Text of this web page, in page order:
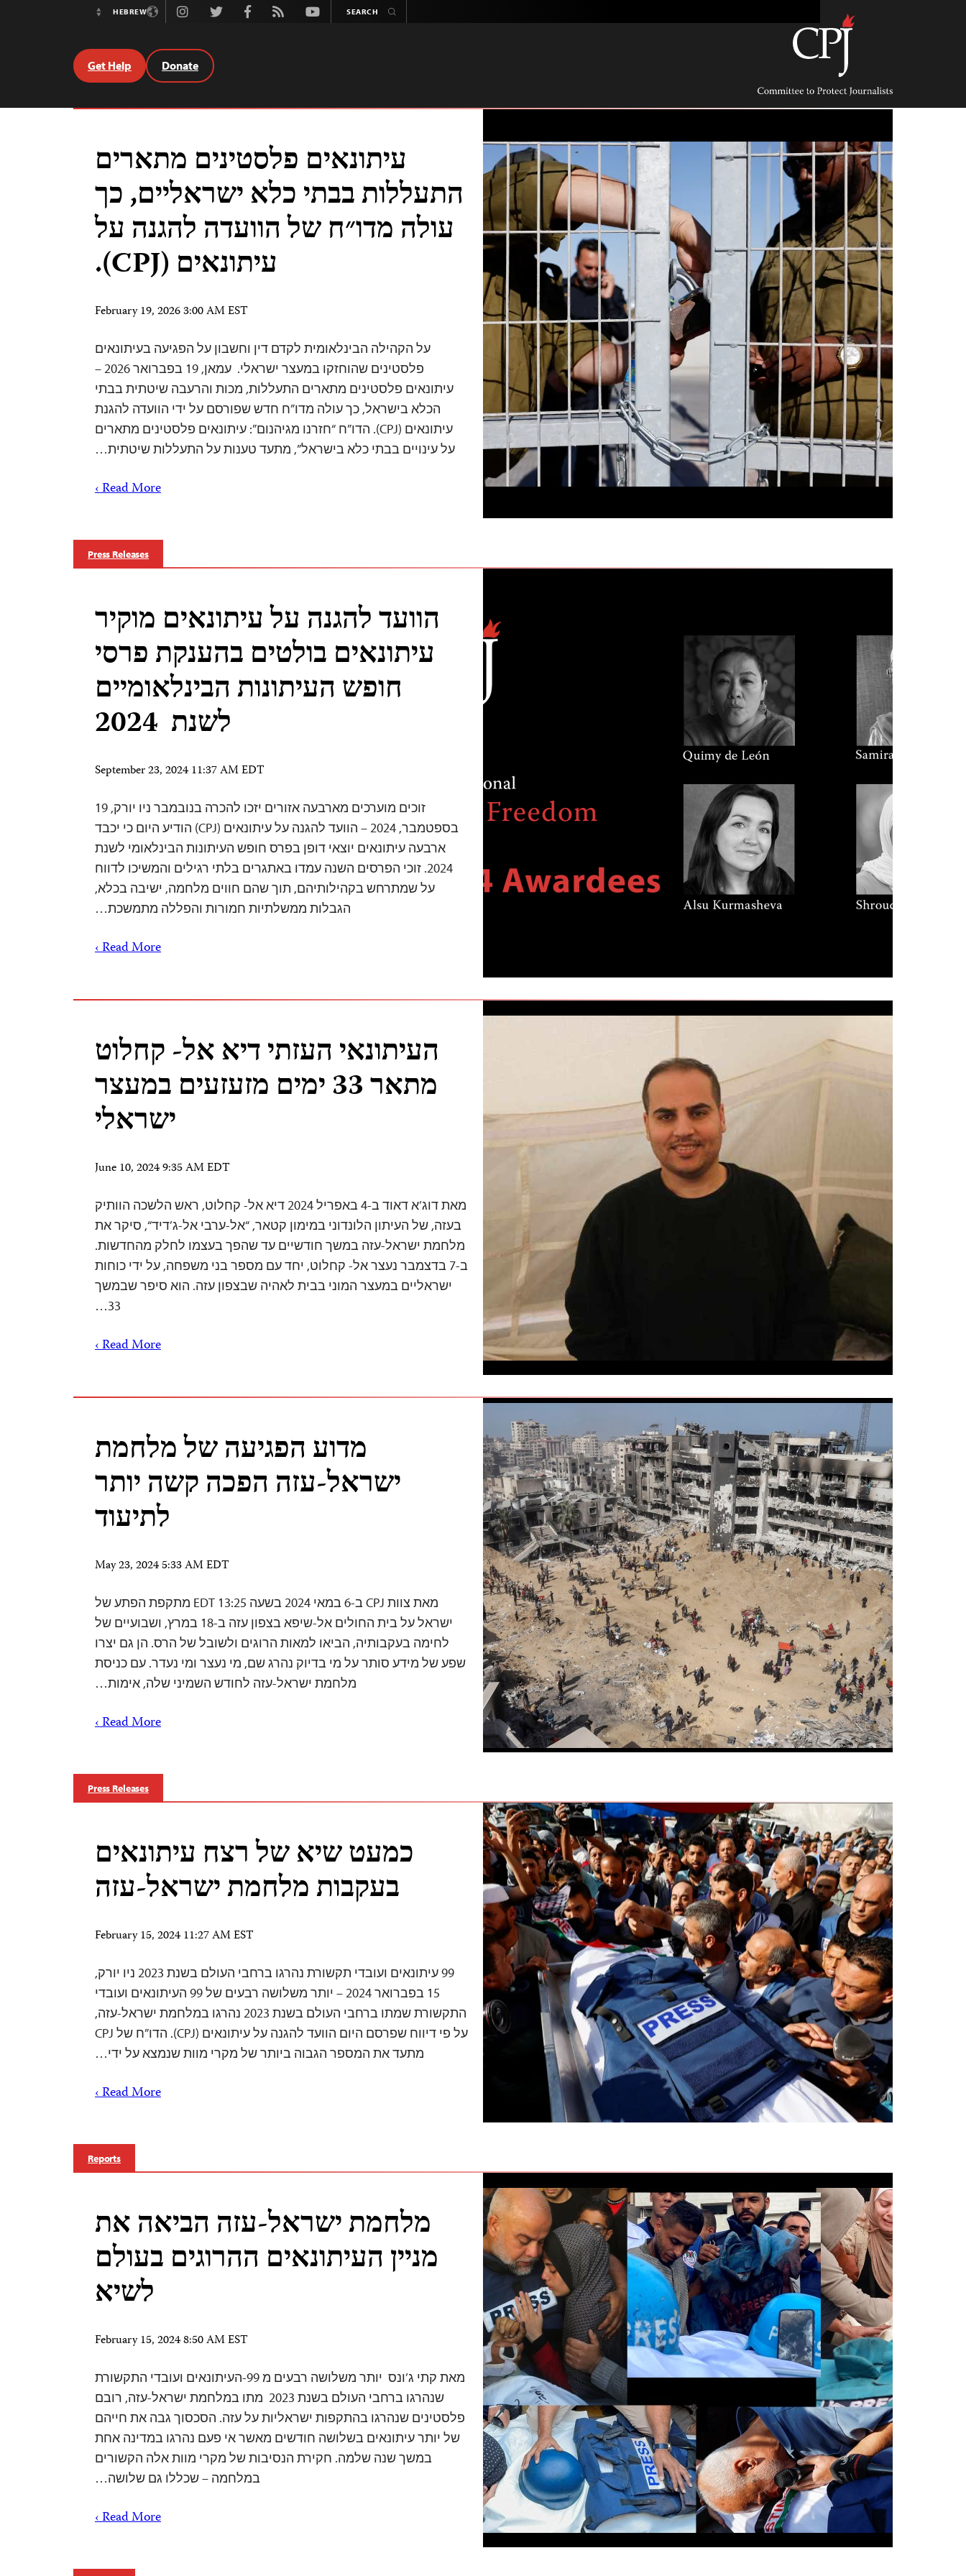
Committee
Protect
Journalists
Youtube
Rss
Facebook
Twitter
Instagram
HEBREW
Switch
Donate
Get Help
עיתונאים פלסטינים מתארים
התעללות בבתי כלא ישראליים, כך
עולה מדו״ח של הוועדה להגנה על
עיתונאים (CPJ).
February 19, 2026 3:00 AM EST
על הקהילה הבינלאומית לקדם דין וחשבון על הפגיעה בעיתונאים
פלסטינים שהוחזקו במעצר ישראלי. עמאן, 19 בפברואר 2026 –
עיתונאים פלסטינים מתארים התעללות, מכות והרעבה שיטתית בבתי
הכלא בישראל, כך עולה מדו”ח חדש שפורסם על ידי הוועדה להגנת
עיתונאים (CPJ). הדו”ח “חזרנו מגיהנום”: עיתונאים פלסטינים מתארים
על עינויים בבתי כלא בישראל”, מתעד טענות על התעללות שיטתית…
Read More ›
Press Releases
הוועד להגנה על עיתונאים מוקיר
עיתונאים בולטים בהענקת פרסי
חופש העיתונות הבינלאומיים
לשנת 2024
September 23, 2024 11:37 AM EDT
זוכים מוערכים מארבעה אזורים יזכו להכרה בנובמבר ניו יורק, 19
בספטמבר, 2024 – הוועד להגנה על עיתונאים (CPJ) הודיע היום כי יכבד
ארבעה עיתונאים יוצאי דופן בפרס חופש העיתונות הבינלאומי לשנת
2024. זוכי הפרסים השנה עמדו באתגרים בלתי רגילים והמשיכו לדווח
על שמתרחש בקהילותיהם, תוך שהם חווים מלחמה, ישיבה בכלא,
הגבלות ממשלתיות חמורות והפללה מתמשכת…
Read More ›
העיתונאי העזתי דיא אל- קחלוט
מתאר 33 ימים מזעזעים במעצר
ישראלי
June 10, 2024 9:35 AM EDT
מאת דוג’א דאוד ב-4 באפריל 2024 דיא אל- קחלוט, ראש הלשכה הוותיק
בעזה, של העיתון הלונדוני במימון קטאר, “אל-ערבי אל-ג’דיד“, סיקר את
מלחמת ישראל-עזה במשך חודשיים עד שהפך בעצמו לחלק מהחדשות.
ב-7 בדצמבר נעצר אל- קחלוט, יחד עם מספר בני משפחה, על ידי כוחות
ישראליים במעצר המוני בבית לאהיה שבצפון עזה. הוא סיפר שבמשך
33…
Read More ›
מדוע הפגיעה של מלחמת
ישראל-עזה הפכה קשה יותר
לתיעוד
May 23, 2024 5:33 AM EDT
מאת צוות CPJ ב-6 במאי 2024 בשעה 13:25 EDT מתקפת הפתע של
ישראל על בית החולים אל-שיפא בצפון עזה ב-18 במרץ, ושבועיים של
לחימה בעקבותיה, הביאו למאות הרוגים ולשובל של הרס. הן גם יצרו
שפע של מידע סותר על מי בדיוק נהרג שם, מי נעצר ומי נעדר. עם כניסת
מלחמת ישראל-עזה לחודש השמיני שלה, אימות…
Read More ›
Press Releases
כמעט שיא של רצח עיתונאים
בעקבות מלחמת ישראל-עזה
February 15, 2024 11:27 AM EST
99 עיתונאים ועובדי תקשורת נהרגו ברחבי העולם בשנת 2023 ניו יורק,
15 בפברואר 2024 – יותר משלושה רבעים של 99 העיתונאים ועובדי
התקשורת שמתו ברחבי העולם בשנת 2023 נהרגו במלחמת ישראל-עזה,
על פי דיווח שפרסם היום הוועד להגנה על עיתונאים (CPJ). הדו”ח של CPJ
מתעד את המספר הגבוה ביותר של מקרי מוות שנמצא על ידי…
Read More ›
Reports
מלחמת ישראל-עזה הביאה את
מניין העיתונאים ההרוגים בעולם
לשיא
February 15, 2024 8:50 AM EST
מאת קתי ג’ונס יותר משלושה רבעים מ 99-העיתונאים ועובדי התקשורת
שנהרגו ברחבי העולם בשנת 2023 מתו במלחמת ישראל-עזה, רובם
פלסטינים שנהרגו בהתקפות ישראליות על עזה. הסכסוך גבה את חייהם
של יותר עיתונאים בשלושה חודשים מאשר אי פעם נהרגו במדינה אחת
במשך שנה שלמה. חקירת הנסיבות של מקרי מוות אלה הקשורים
במלחמה – שכללו גם שלושה…
Read More ›